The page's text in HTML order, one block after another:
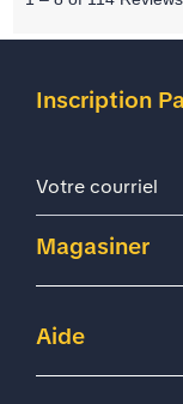
Magasiner
Aide
Inscription